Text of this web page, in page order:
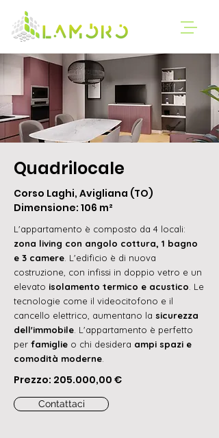
Quadrilocale
Corso Laghi, Avigliana (TO)
Dimensione: 106 m²
L'appartamento è composto da 4 locali:
zona living con angolo cottura, 1 bagno
e 3 camere . L'edificio è di nuova
costruzione, con infissi in doppio vetro e un
elevato isolamento termico e acustico . Le
tecnologie come il videocitofono e il
cancello elettrico, aumentano la sicurezza
dell'immobile . L'appartamento è perfetto
per famiglie o chi desidera ampi spazi e
comodità moderne
Prezzo: 205.000,00 €
Contattaci